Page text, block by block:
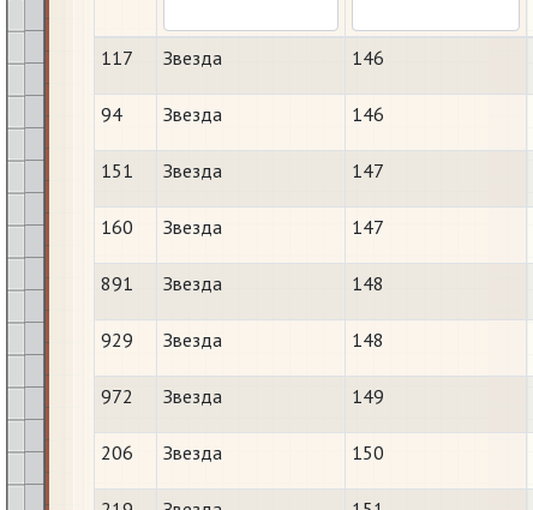
117 Звезда 146
94 Звезда 146
151 Звезда 147
160 Звезда 147
891 Звезда 148
929 Звезда 148
972 Звезда 149
206 Звезда 150